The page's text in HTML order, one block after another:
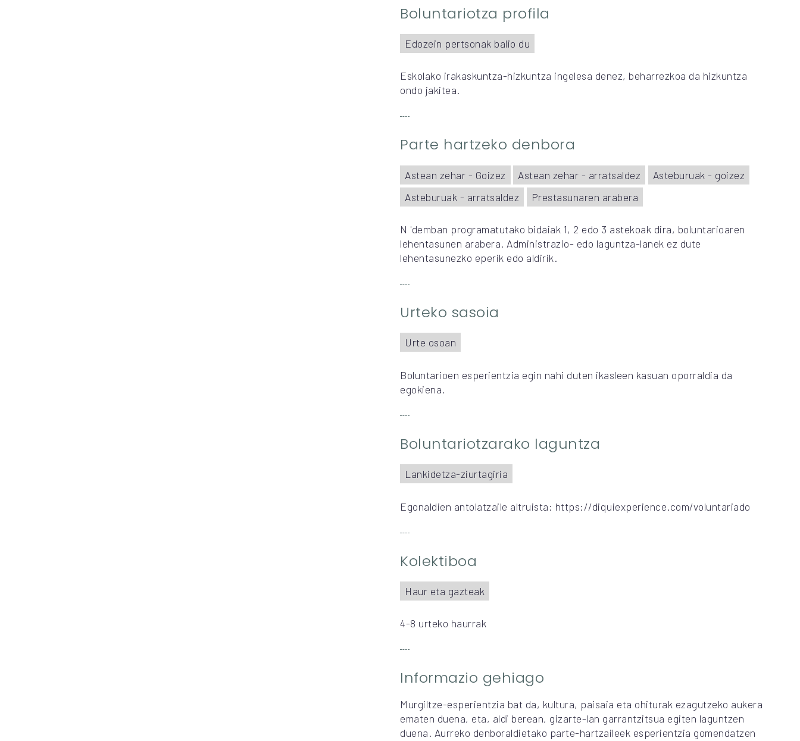
Boluntariotza profila
Edozein pertsonak balio du
Eskolako irakaskuntza-hizkuntza ingelesa denez, beharrezkoa da hizkuntza
ondo jakitea.
Parte hartzeko denbora
Astean zehar - Goizez Astean zehar - arratsaldez
Asteburuak - goizez
Asteburuak - arratsaldez
Prestasunaren arabera
N 'demban programatutako bidaiak 1, 2 edo 3 astekoak dira, boluntarioaren
lehentasunen arabera. Administrazio- edo laguntza-lanek ez dute
lehentasunezko eperik edo aldirik.
Urteko sasoia
Urte osoan
Boluntarioen esperientzia egin nahi duten ikasleen kasuan oporraldia da
egokiena.
Boluntariotzarako laguntza
Lankidetza-ziurtagiria
Egonaldien antolatzaile altruista: https://diquiexperience.com/voluntariado
Kolektiboa
Haur eta gazteak
4-8 urteko haurrak
Informazio gehiago
Murgiltze-esperientzia bat da, kultura, paisaia eta ohiturak ezagutzeko aukera
ematen duena, eta, aldi berean, gizarte-lan garrantzitsua egiten laguntzen
duena. Aurreko denboraldietako parte-hartzaileek esperientzia gomendatzen